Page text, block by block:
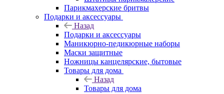
Парикмахерские бритвы
Подарки и аксессуары
Назад
Подарки и аксессуары
Маникюрно-педикюрные наборы
Маски защитные
Ножницы канцелярские, бытовые
Товары для дома
Назад
Товары для дома